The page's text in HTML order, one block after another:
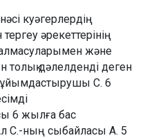
куәгерлердің
әрекеттерінің
және
дәлелденді деген
ұйымдастырушы С. 6
6 жылға бас
С.-ның сыбайласы А. 5